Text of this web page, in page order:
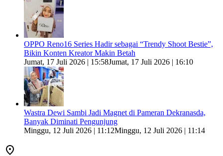
OPPO Reno16 Series Hadir sebagai “Trendy Shoot Bestie”,
Bikin Konten Kreator Makin Betah
Jumat, 17 Juli 2026 | 15:58Jumat, 17 Juli 2026 | 16:10
Wastra Dewi Sambi Jadi Magnet di Pameran Dekranasda,
Banyak Diminati Pengunjung
Minggu, 12 Juli 2026 | 11:12Minggu, 12 Juli 2026 | 11:14